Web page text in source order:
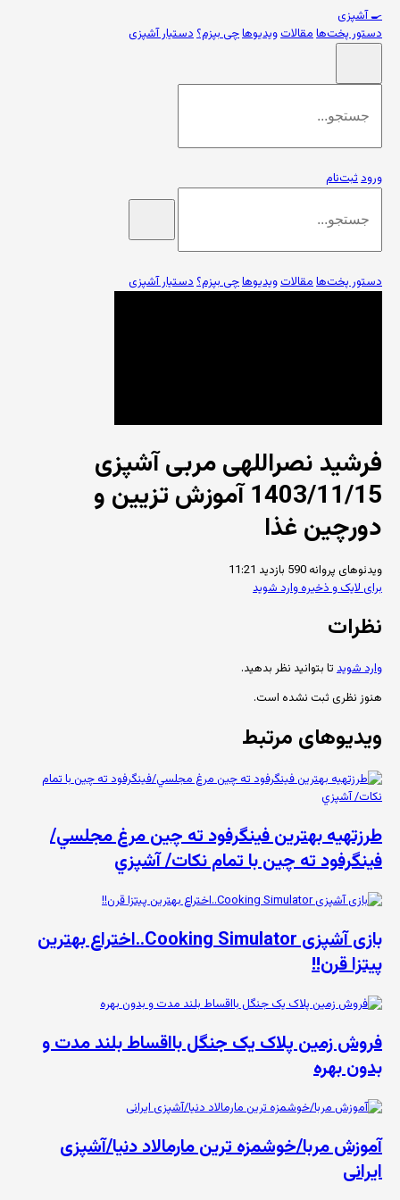
🍳آشپزی
دستور پخت‌هامقالاتویدیوهاچی بپزم؟دستیار آشپزی
ورودثبت‌نام
دستور پخت‌هامقالاتویدیوهاچی بپزم؟دستیار آشپزی
فرشید نصراللهی مربی آشپزی
1403/11/15 آموزش تزیین و
دورچین غذا
ویدئوهای پروانه 590 بازدید
11:21
برای لایک و ذخیره وارد شوید
نظرات
وارد شوید تا بتوانید نظر بدهید.
هنوز نظری ثبت نشده است.
ویدیوهای مرتبط
طرزتهيه بهترين فینگرفود ته چين مرغ مجلسي/
فينگرفود ته چين با تمام نكات/ آشپزي
بازی آشپزی Cooking Simulator..اختراع بهترین
پیتزا قرن!!
فروش زمین پلاک یک جنگل بااقساط بلند مدت و
بدون بهره
آموزش مربا/خوشمزه ترین مارمالاد دنیا/آشپزی
ایرانی